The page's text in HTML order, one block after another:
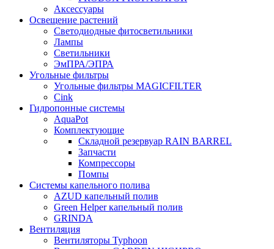
Аксессуары
Освещение растений
Светодиодные фитосветильники
Лампы
Светильники
ЭмПРА/ЭПРА
Угольные фильтры
Угольные фильтры MAGICFILTER
Cink
Гидропонные системы
AquaPot
Комплектующие
Складной резервуар RAIN BARREL
Запчасти
Компрессоры
Помпы
Системы капельного полива
AZUD капельный полив
Green Helper капельный полив
GRINDA
Вентиляция
Вентиляторы Typhoon